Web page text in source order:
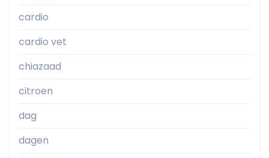
cardio
cardio vet
chiazaad
citroen
dag
dagen